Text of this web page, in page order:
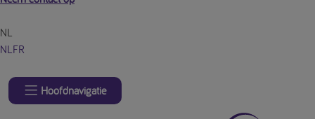
NL
NLFR
Hoofdnavigatie